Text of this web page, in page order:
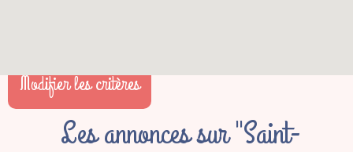
Modifier les critères
Les annonces sur "Saint-